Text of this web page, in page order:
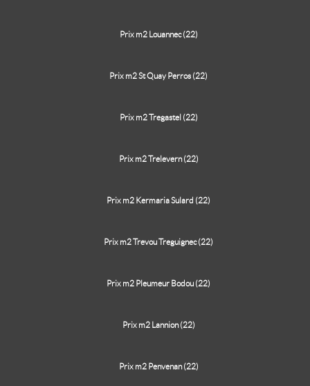
Prix m2 Louannec (22)
Prix m2 St Quay Perros (22)
Prix m2 Tregastel (22)
Prix m2 Trelevern (22)
Prix m2 Kermaria Sulard (22)
Prix m2 Trevou Treguignec (22)
Prix m2 Pleumeur Bodou (22)
Prix m2 Lannion (22)
Prix m2 Penvenan (22)